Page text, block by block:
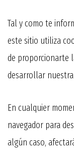
Tal y como te
este sitio utiliza
de proporcionarte
desarrollar nuestra
En cualquier
navegador para
algún caso,